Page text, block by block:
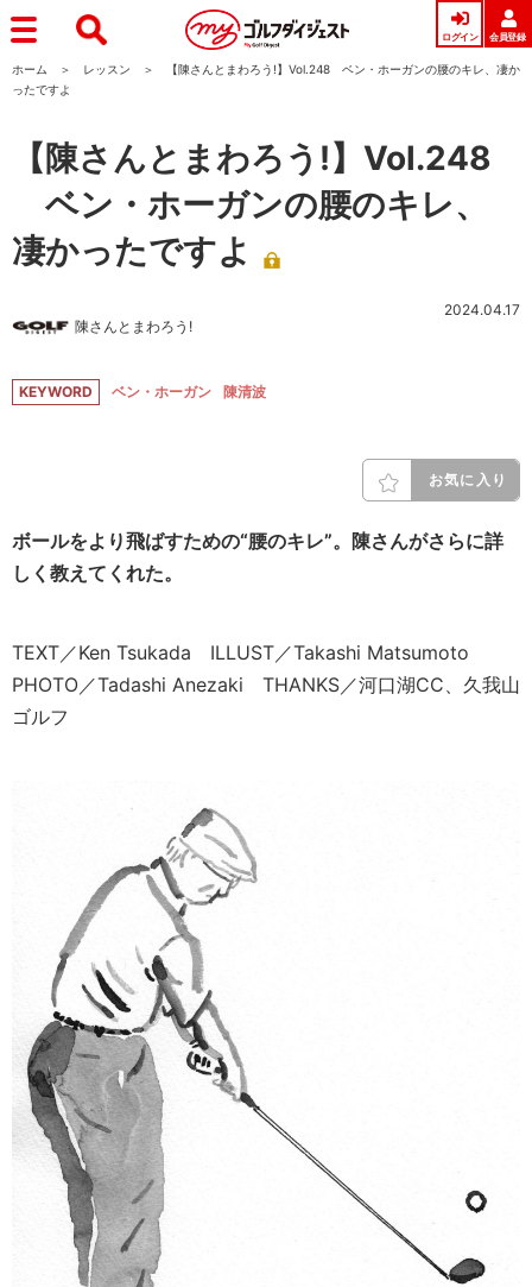
ログイン 会員登録
ホーム レッスン
【陳さんとまわろう!】Vol.248 ベン・ホーガンの腰のキレ、凄か
ったですよ
【陳さんとまわろう!】Vol.248
ベン・ホーガンの腰のキレ、
凄かったですよ
陳さんとまわろう!
2024.04.17
KEYWORD ベン・ホーガン 陳清波
お気に入り
ボールをより飛ばすための“腰のキレ”。陳さんがさらに詳
しく教えてくれた。
TEXT／Ken Tsukada ILLUST／Takashi Matsumoto
PHOTO／Tadashi Anezaki THANKS／河口湖CC、久我山
ゴルフ